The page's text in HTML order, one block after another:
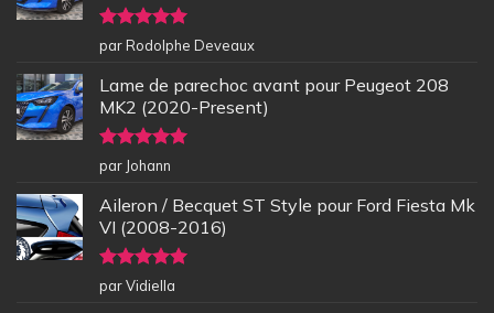
Note5sur
5
par Rodolphe Deveaux
Lame de parechoc avant pour Peugeot 208
MK2 (2020-Present)
Note5sur
5
par Johann
Aileron / Becquet ST Style pour Ford Fiesta Mk
VI (2008-2016)
Note5sur
5
par Vidiella